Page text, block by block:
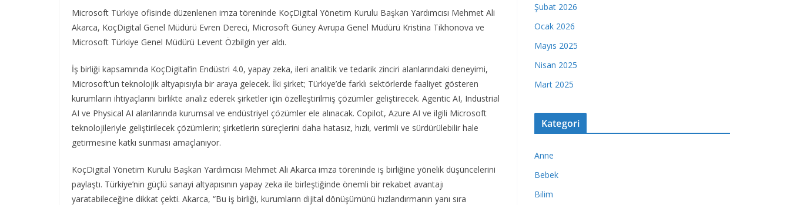
Microsoft Türkiye ofisinde düzenlenen imza töreninde KoçDigital Yönetim Kurulu Başkan Yardımcısı Mehmet Ali
Akarca, KoçDigital Genel Müdürü Evren Dereci, Microsoft Güney Avrupa Genel Müdürü Kristina Tikhonova ve
Microsoft Türkiye Genel Müdürü Levent Özbilgin yer aldı.
İş birliği kapsamında KoçDigital’in Endüstri 4.0, yapay zeka, ileri analitik ve tedarik zinciri alanlarındaki deneyimi,
Microsoft’un teknolojik altyapısıyla bir araya gelecek. İki şirket; Türkiye’de farklı sektörlerde faaliyet gösteren
kurumların ihtiyaçlarını birlikte analiz ederek şirketler için özelleştirilmiş çözümler geliştirecek. Agentic AI, Industrial
AI ve Physical AI alanlarında kurumsal ve endüstriyel çözümler ele alınacak. Copilot, Azure AI ve ilgili Microsoft
teknolojileriyle geliştirilecek çözümlerin; şirketlerin süreçlerini daha hatasız, hızlı, verimli ve sürdürülebilir hale
getirmesine katkı sunması amaçlanıyor.
KoçDigital Yönetim Kurulu Başkan Yardımcısı Mehmet Ali Akarca imza töreninde iş birliğine yönelik düşüncelerini
paylaştı. Türkiye’nin güçlü sanayi altyapısının yapay zeka ile birleştiğinde önemli bir rekabet avantajı
yaratabileceğine dikkat çekti. Akarca, “Bu iş birliği, kurumların dijital dönüşümünü hızlandırmanın yanı sıra
Şubat 2026
Ocak 2026
Mayıs 2025
Nisan 2025
Mart 2025
Kategori
Anne
Bebek
Bilim